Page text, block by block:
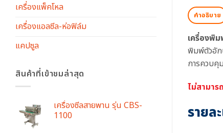
เครื่องแพ็คโหล
เครื่องแอลซีล-ห่อฟิล์ม
แคปซูล
สินค้าที่เข้าชมล่าสุด
เครื่องซีลสายพาน รุ่น CBS-
1100
คำอธิบาย
เครื่องพิ
พิมพ์ตัวอัก
การควบคุ
ไม่สามา
รายล